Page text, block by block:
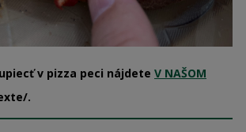
v pizza peci nájdete V NAŠOM
.